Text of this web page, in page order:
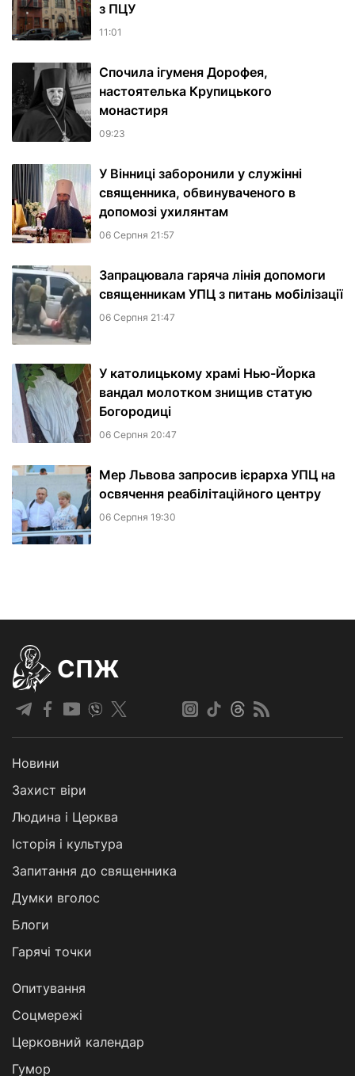
з ПЦУ
11:01
Спочила ігуменя Дорофея,
настоятелька Крупицького
монастиря
09:23
У Вінниці заборонили у служінні
священника, обвинуваченого в
допомозі ухилянтам
06 Серпня 21:57
Запрацювала гаряча лінія допомоги
священникам УПЦ з питань мобілізації
06 Серпня 21:47
У католицькому храмі Нью-Йорка
вандал молотком знищив статую
Богородиці
06 Серпня 20:47
Мер Львова запросив ієрарха УПЦ на
освячення реабілітаційного центру
06 Серпня 19:30
СПЖ
Новини
Захист віри
Людина і Церква
Історія і культура
Запитання до священника
Думки вголос
Блоги
Гарячі точки
Опитування
Соцмережі
Церковний календар
Гумор